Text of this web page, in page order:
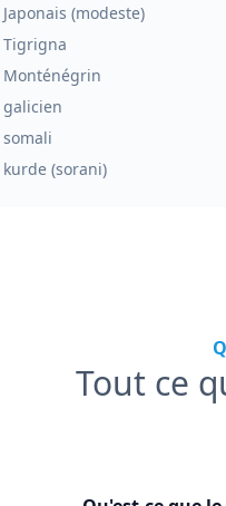
Japonais (modeste)
Tigrigna
Monténégrin
galicien
somali
kurde (sorani)
Tout ce